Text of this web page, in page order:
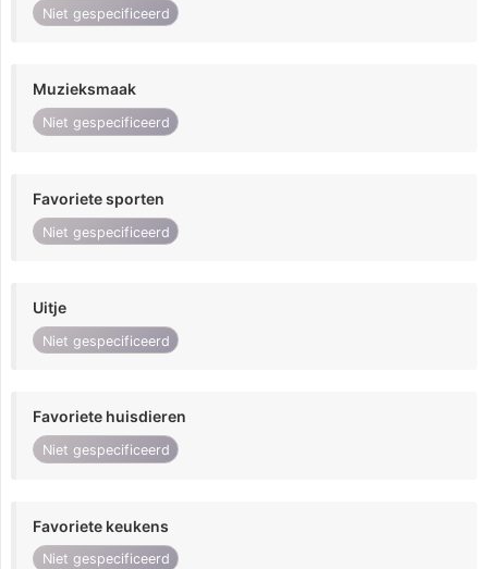
Niet gespecificeerd
Muzieksmaak
Niet gespecificeerd
Favoriete sporten
Niet gespecificeerd
Uitje
Niet gespecificeerd
Favoriete huisdieren
Niet gespecificeerd
Favoriete keukens
Niet gespecificeerd